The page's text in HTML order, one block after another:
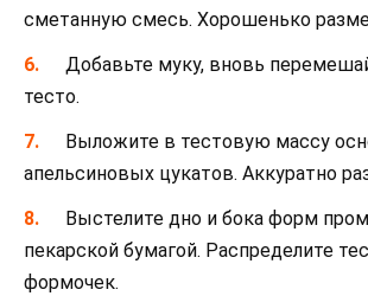
сметанную смесь. Хорошенько
Добавьте муку, вновь
тесто.
Выложите в тестовую массу
апельсиновых цукатов. Аккуратно
Выстелите дно и бока форм
пекарской бумагой. Распределите
формочек.